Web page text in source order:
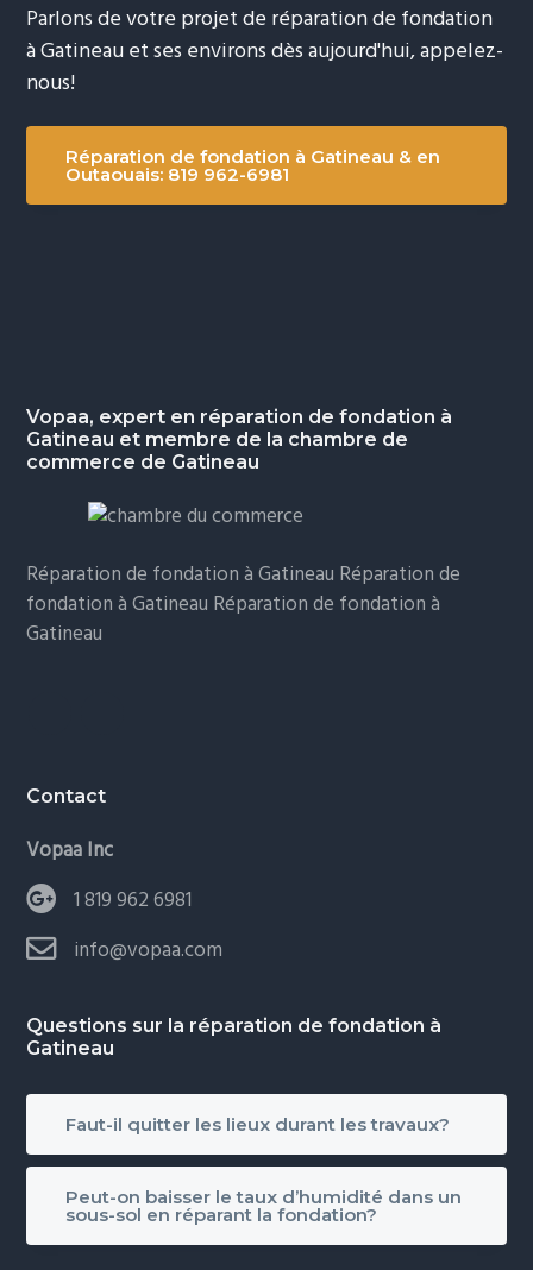
Parlons de votre projet de réparation de fondation
à Gatineau et ses environs dès aujourd'hui, appelez-
nous!
Réparation de fondation à Gatineau & en
Outaouais: 819 962-6981
Footer
Vopaa, expert en réparation de fondation à
Gatineau et membre de la chambre de
commerce de Gatineau
Réparation de fondation à Gatineau Réparation de
fondation à Gatineau Réparation de fondation à
Gatineau
Contact
Vopaa Inc
1 819 962 6981
info@vopaa.com
Questions sur la réparation de fondation à
Gatineau
Faut-il quitter les lieux durant les travaux?
Peut-on baisser le taux d’humidité dans un
sous-sol en réparant la fondation?